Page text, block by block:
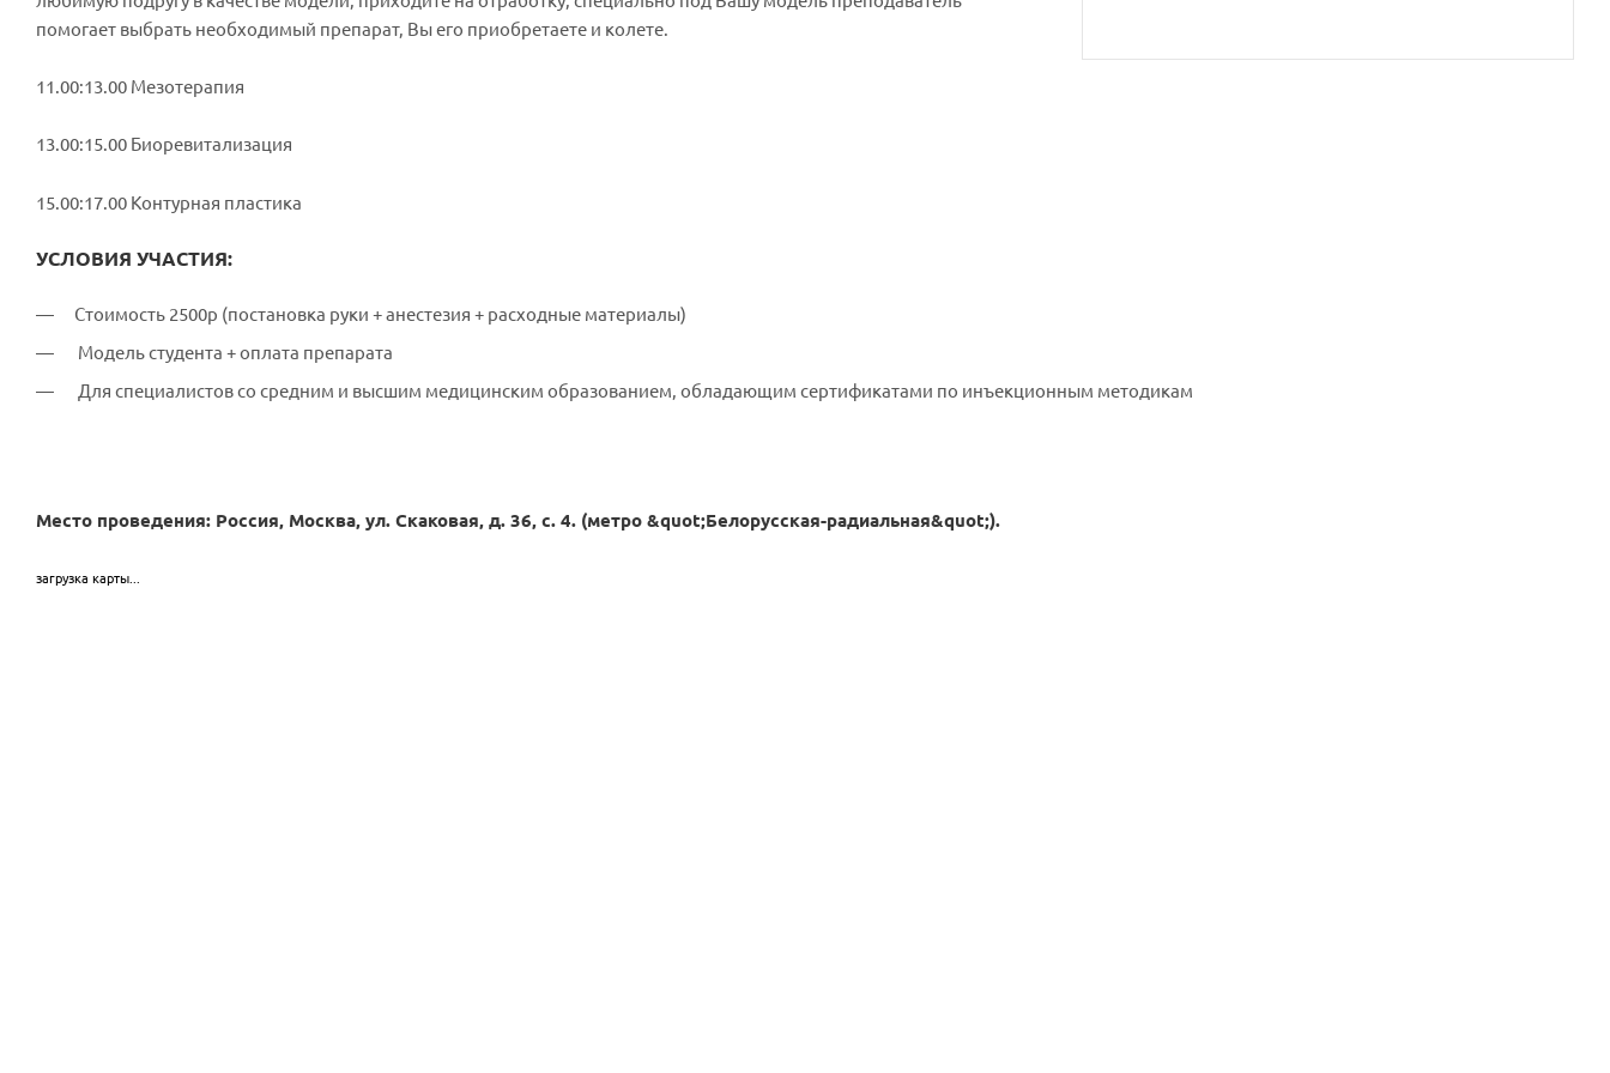
помогает выбрать необходимый препарат, Вы его приобретаете и колете.
11.00:13.00 Мезотерапия
13.00:15.00 Биоревитализация
15.00:17.00 Контурная пластика
УСЛОВИЯ УЧАСТИЯ:
Стоимость 2500р (постановка руки + анестезия + расходные материалы)
Модель студента + оплата препарата
Для специалистов со средним и высшим медицинским образованием, обладающим сертификатами по инъекционным методикам
Место проведения: Россия, Москва, ул. Скаковая, д. 36, с. 4. (метро &quot;Белорусская-радиальная&quot;).
загрузка карты...